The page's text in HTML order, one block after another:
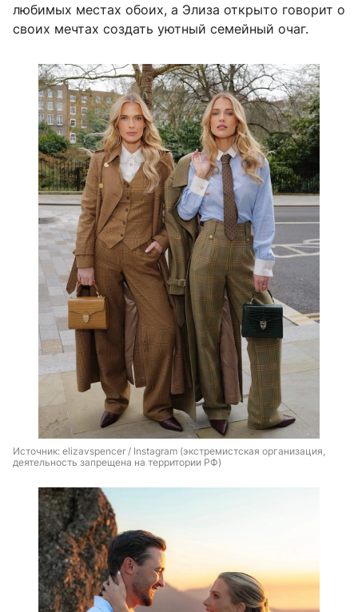
любимых местах обоих, а Элиза открыто говорит о
своих мечтах создать уютный семейный очаг.
Источник: elizavspencer / Instagram (экстремистская организация,
деятельность запрещена на территории РФ)